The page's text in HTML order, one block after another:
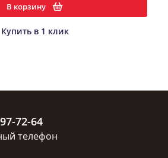
В корзину
Купить в 1 клик
72-64
телефон